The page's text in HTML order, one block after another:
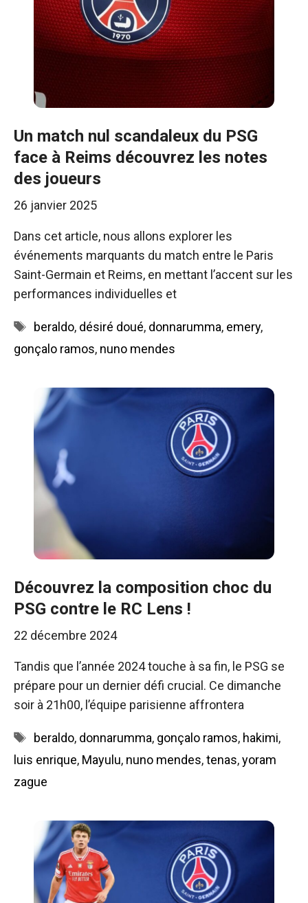
Un match nul scandaleux du PSG
face à Reims découvrez les notes
des joueurs
26 janvier 2025
Dans cet article, nous allons explorer les
événements marquants du match entre le Paris
Saint-Germain et Reims, en mettant l’accent sur les
performances individuelles et
Étiquettes
beraldo, désiré doué, donnarumma, emery,
gonçalo ramos, nuno mendes
Découvrez la composition choc du
PSG contre le RC Lens !
22 décembre 2024
Tandis que l’année 2024 touche à sa fin, le PSG se
prépare pour un dernier défi crucial. Ce dimanche
soir à 21h00, l’équipe parisienne affrontera
Étiquettes
beraldo, donnarumma, gonçalo ramos, hakimi,
luis enrique, Mayulu, nuno mendes,tenas,yoram
zague